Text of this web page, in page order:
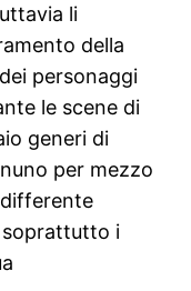
li
della
personaggi
le scene di
generi di
per mezzo
soprattutto i